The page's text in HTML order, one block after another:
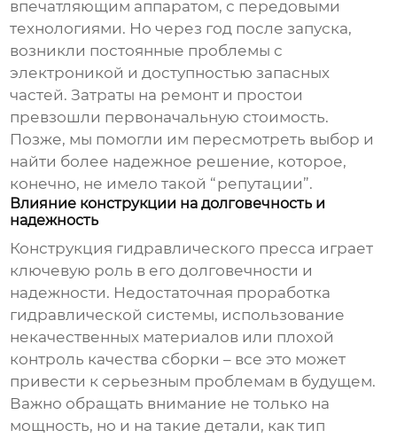
впечатляющим аппаратом, с передовыми
технологиями. Но через год после запуска,
возникли постоянные проблемы с
электроникой и доступностью запасных
частей. Затраты на ремонт и простои
превзошли первоначальную стоимость.
Позже, мы помогли им пересмотреть выбор и
найти более надежное решение, которое,
конечно, не имело такой “репутации”.
Влияние конструкции на долговечность и
надежность
Конструкция гидравлического пресса играет
ключевую роль в его долговечности и
надежности. Недостаточная проработка
гидравлической системы, использование
некачественных материалов или плохой
контроль качества сборки – все это может
привести к серьезным проблемам в будущем.
Важно обращать внимание не только на
мощность, но и на такие детали, как тип